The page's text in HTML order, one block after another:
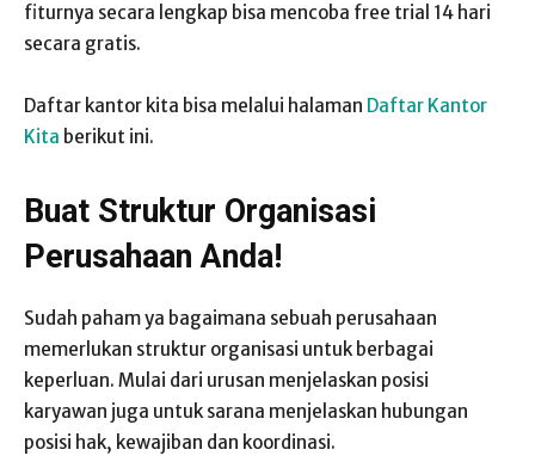
fiturnya secara lengkap bisa mencoba free trial 14 hari
secara gratis.
Daftar kantor kita bisa melalui halaman Daftar Kantor
Kita berikut ini.
Buat Struktur Organisasi
Perusahaan Anda!
Sudah paham ya bagaimana sebuah perusahaan
memerlukan struktur organisasi untuk berbagai
keperluan. Mulai dari urusan menjelaskan posisi
karyawan juga untuk sarana menjelaskan hubungan
posisi hak, kewajiban dan koordinasi.